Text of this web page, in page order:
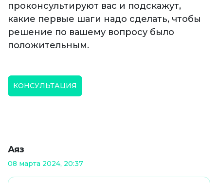
проконсультируют вас и подскажут,
какие первые шаги надо сделать, чтобы
решение по вашему вопросу было
положительным.
КОНСУЛЬТАЦИЯ
Аяз
08 марта 2024, 20:37